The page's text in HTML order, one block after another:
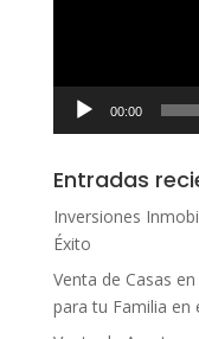
00:00
Entradas
Inversiones
Éxito
Venta de Casas
para tu Familia en